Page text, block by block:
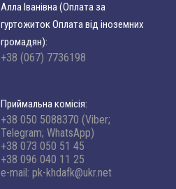
Алла Іванівна (Оплата за
гуртожиток Оплата від іноземних
громадян):
+38 (067) 7736198
Приймальна комісія:
+38 050 5088370 (Viber;
Telegram; WhatsApp)
+38 073 050 51 45
+38 096 040 11 25
e-mail: pk-khdafk@ukr.net